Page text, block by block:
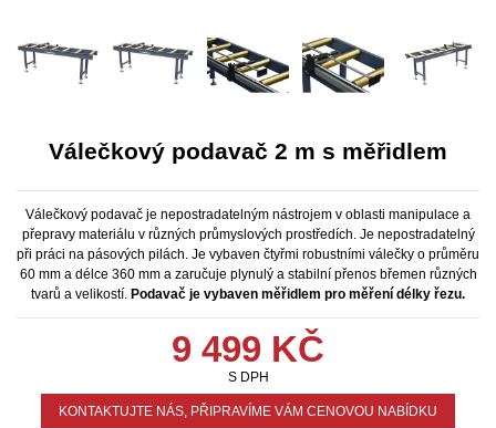
Válečkový podavač 2 m s měřidlem
Válečkový podavač je nepostradatelným nástrojem v oblasti manipulace a
přepravy materiálu v různých průmyslových prostředích. Je nepostradatelný
při práci na pásových pilách. Je vybaven čtyřmi robustními válečky o průměru
60 mm a délce 360 mm a zaručuje plynulý a stabilní přenos břemen různých
tvarů a velikostí. Podavač je vybaven měřidlem pro měření délky řezu.
9 499 KČ
S DPH
KONTAKTUJTE NÁS, PŘIPRAVÍME VÁM CENOVOU NABÍDKU